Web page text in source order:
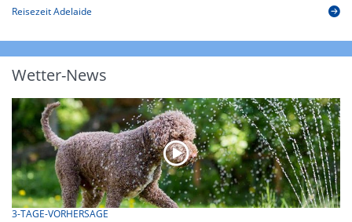
Reisezeit Adelaide
Wetter-News
3-TAGE-VORHERSAGE